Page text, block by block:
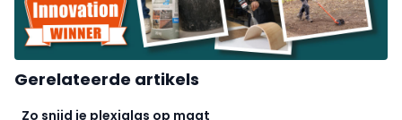
Gerelateerde artikels
Zo snijd je plexiglas op maat